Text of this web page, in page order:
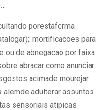
porestaforma
mortificacoes para
ou de abnegacao por faixa
abracar como anunciar
acimade mourejar
alemde adulterar assuntos
sensoriais atipicas